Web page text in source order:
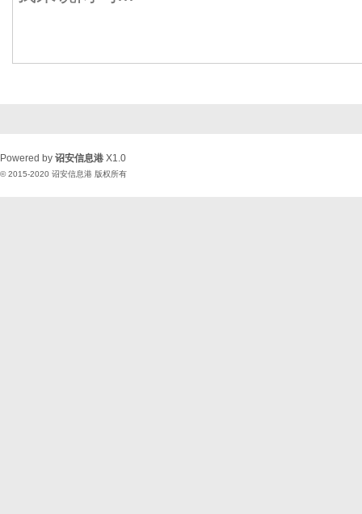
Powered by 诏安信息港 X1.0
© 2015-2020 诏安信息港 版权所有